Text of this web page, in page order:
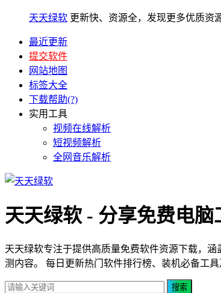
天天绿软 更新快、资源全，发现更多优质资
最近更新
提交软件
网站地图
标签大全
下载帮助(?)
实用工具
视频在线解析
短视频解析
全网音乐解析
天天绿软 - 分享免费电
天天绿软专注于提供高质量免费软件资源下载，
测内容。 每日更新热门软件排行榜、装机必备工